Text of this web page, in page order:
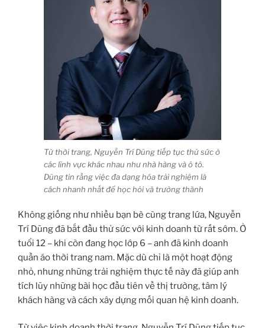
Từ thời trang, Nguyễn Trí Dũng tiếp tục thử sức ở
các lĩnh vực khác nhau như nhà hàng và ô tô.
Dũng tin rằng việc đa dạng hóa trải nghiệm là
cách nhanh nhất để học hỏi và trưởng thành
Không giống như nhiều bạn bè cùng trang lứa, Nguyễn
Trí Dũng đã bắt đầu thử sức với kinh doanh từ rất sớm. Ở
tuổi 12 – khi còn đang học lớp 6 – anh đã kinh doanh
quần áo thời trang nam. Mặc dù chỉ là một hoạt động
nhỏ, nhưng những trải nghiệm thực tế này đã giúp anh
tích lũy những bài học đầu tiên về thị trường, tâm lý
khách hàng và cách xây dựng mối quan hệ kinh doanh.